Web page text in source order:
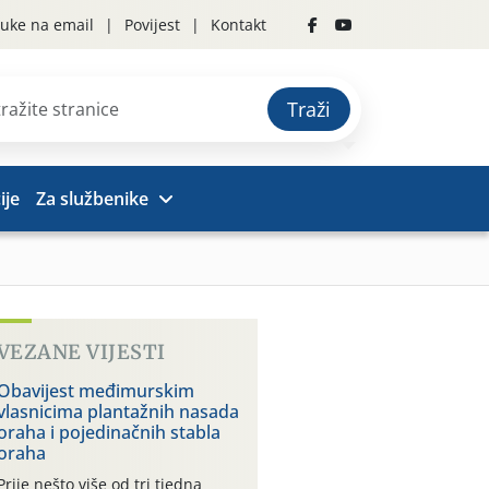
na email Povijest Kontakt
Traži
Za službenike
VIJESTI
međimurskim
plantažnih nasada
i pojedinačnih stabla
nešto više od tri tjedna